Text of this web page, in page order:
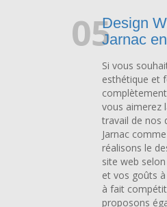
05Design
Jarnac
Si vous
esthétique et
vous aimerez
travail de nos
Jarnac
réalisons le
site web
et vos goûts
à fait
proposons